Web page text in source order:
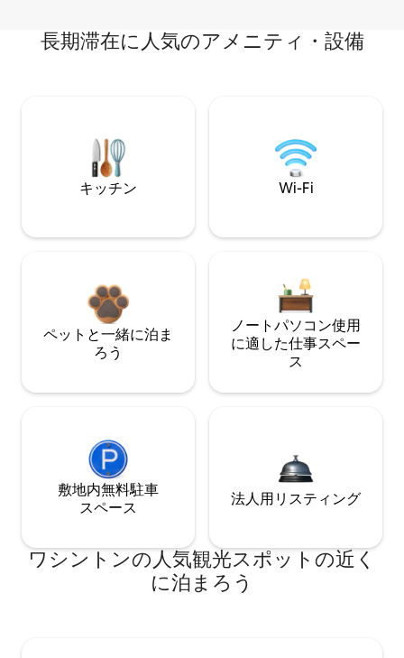
長期滞在に人気のアメニティ・設備
キッチン Wi-Fi
ペットと一緒に泊ま
ろう
ノートパソコン使用
に適した仕事スペー
ス
敷地内無料駐⁠車
ス⁠ペ⁠ー⁠ス
法人用リスティング
ワシントンの人気観光スポットの近く
に泊まろう